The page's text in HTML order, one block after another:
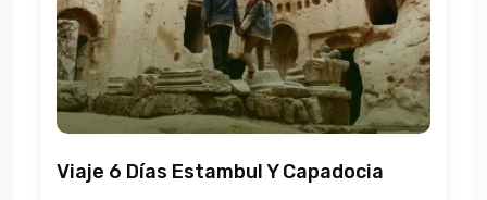
Viaje 6 Días Estambul Y Capadocia